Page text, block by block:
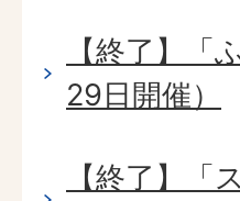
【終了】
29日開催）
【終了】